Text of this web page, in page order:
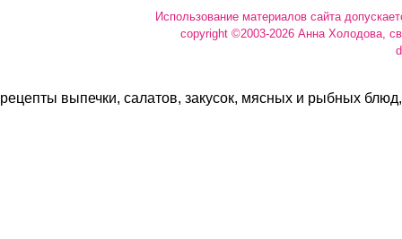
Использование материалов сайта
copyright ©2003-2026 Анна Холодова,
рецепты выпечки, салатов, закусок, мясных и рыбных